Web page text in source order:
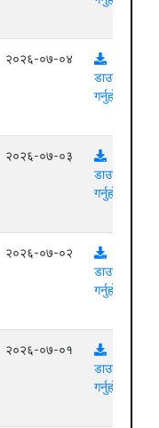
२०२६-०७-०४
डाउनलोड
गर्नुहोस्
२०२६-०७-०३
डाउनलोड
गर्नुहोस्
२०२६-०७-०२
डाउनलोड
गर्नुहोस्
२०२६-०७-०१
डाउनलोड
गर्नुहोस्